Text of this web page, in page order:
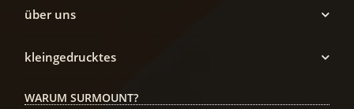
über uns
kleingedrucktes
WARUM SURMOUNT?